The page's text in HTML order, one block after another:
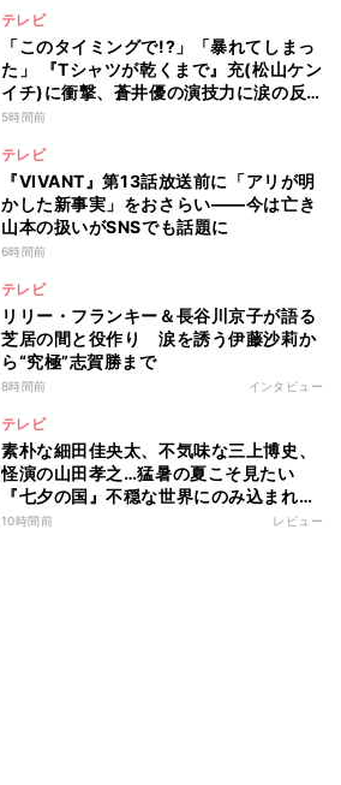
テレビ
「このタイミングで!?」「暴れてしまっ
た」 『Tシャツが乾くまで』充(松山ケン
イチ)に衝撃、蒼井優の演技力に涙の反
響も
5時間前
テレビ
『VIVANT』第13話放送前に「アリが明
かした新事実」をおさらい――今は亡き
山本の扱いがSNSでも話題に
6時間前
テレビ
リリー・フランキー＆長谷川京子が語る
芝居の間と役作り 涙を誘う伊藤沙莉か
ら“究極”志賀勝まで
8時間前 インタビュー
テレビ
素朴な細田佳央太、不気味な三上博史、
怪演の山田孝之…猛暑の夏こそ見たい
『七夕の国』不穏な世界にのみ込まれる
超常ミステリー
10時間前 レビュー